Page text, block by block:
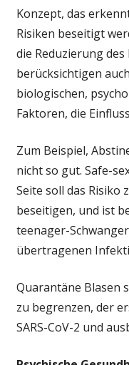
Konzept, das
Risiken beseitigt
die Reduzierung
berücksichtigen
biologischen,
Faktoren, die
Zum Beispiel,
nicht so gut. Safe-
Seite soll das Risiko
beseitigen, und ist
teenager-
übertragenen
Quarantäne Blasen
zu begrenzen, der
SARS-CoV-2 und